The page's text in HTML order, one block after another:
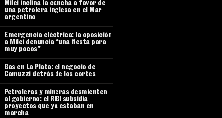
Milei inclina la cancha a favor de
una petrolera inglesa en el Mar
argentino
Emergencia eléctrica: la oposición
a Milei denuncia “una fiesta para
muy pocos”
Gas en La Plata: el negocio de
Camuzzi detrás de los cortes
Petroleras y mineras desmienten
al gobierno: el RIGI subsidia
proyectos que ya estaban en
marcha